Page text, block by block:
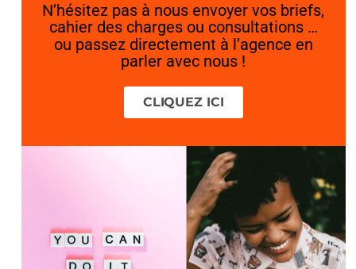
N’hésitez pas à nous envoyer vos briefs,
cahier des charges ou consultations …
ou passez directement à l’agence en
parler avec nous !
CLIQUEZ ICI